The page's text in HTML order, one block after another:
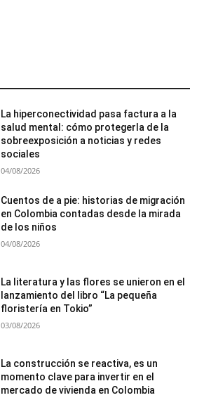
La hiperconectividad pasa factura a la
salud mental: cómo protegerla de la
sobreexposición a noticias y redes
sociales
04/08/2026
Cuentos de a pie: historias de migración
en Colombia contadas desde la mirada
de los niños
04/08/2026
La literatura y las flores se unieron en el
lanzamiento del libro “La pequeña
floristería en Tokio”
03/08/2026
La construcción se reactiva, es un
momento clave para invertir en el
mercado de vivienda en Colombia